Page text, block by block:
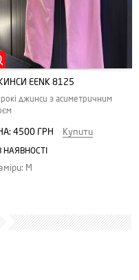
EENK 8125
джинси з асиметричним
4500 ГРН Купити
НАЯВНОСТІ
M